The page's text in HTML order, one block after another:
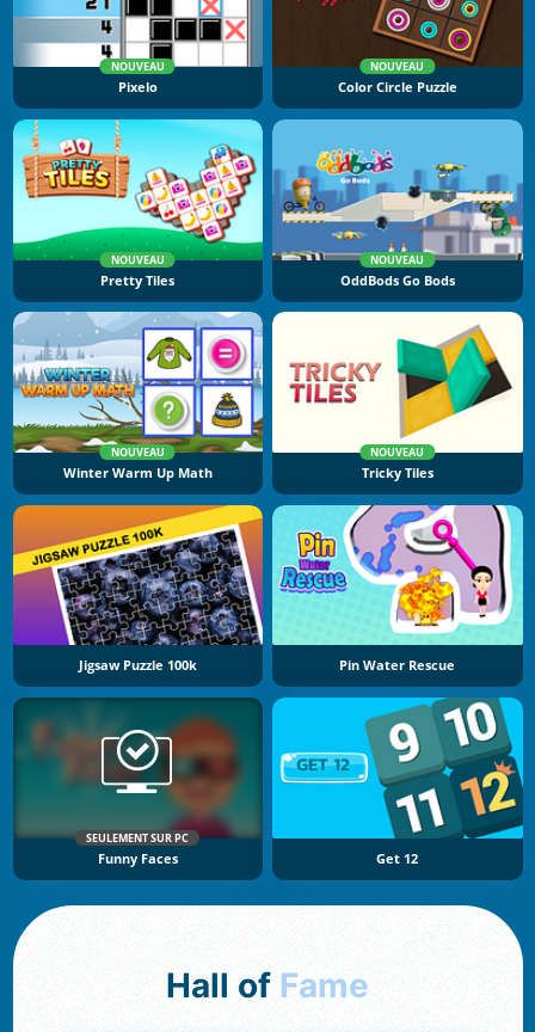
NOUVEAU
Pixelo
NOUVEAU
Color Circle Puzzle
NOUVEAU
Pretty Tiles
NOUVEAU
OddBods Go Bods
NOUVEAU
Winter Warm Up Math
NOUVEAU
Tricky Tiles
Jigsaw Puzzle 100k Pin Water Rescue
SEULEMENT SUR PC
Funny Faces Get 12
Hall of Fame